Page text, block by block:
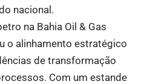
nacional.
na Bahia Oil & Gas
o alinhamento estratégico
de transformação
Com um estande